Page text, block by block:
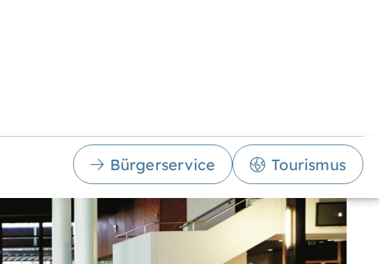
Bürgerservice Tourismus